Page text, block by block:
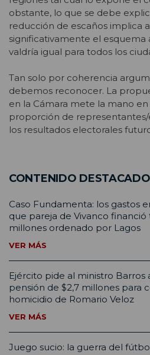
obstante, lo que se debe
reducción de escaños implica
significativamente el esquema
valdría igual para todos los
Tan solo por coherencia
debemos reconocer. La
en la Cámara mete la mano en
proporción de
los resultados electorales
CONTENIDO DESTACADO
Caso Fundamenta: los gastos
que pareja de Vivanco financió
millones ordenado por Lagos
VER MÁS
Ejército pide al ministro
pensión de $2,7 millones para
homicidio de Romario Veloz
VER MÁS
Juego sucio: la guerra del